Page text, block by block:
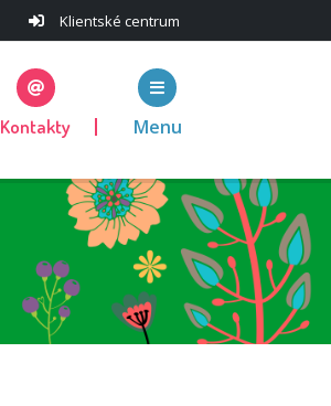
Klientské centrum
Kontakty Menu